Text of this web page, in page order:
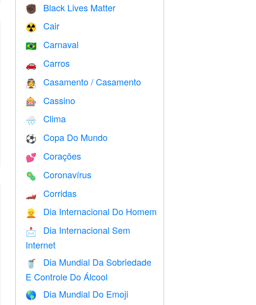
✊🏿 Black Lives Matter
☢️ Cair
🇧🇷 Carnaval
🚗 Carros
👰 Casamento / Casamento
🎰 Cassino
🌧 Clima
⚽ Copa Do Mundo
💕 Corações
🦠 Coronavírus
🏎 Corridas
👱 Dia Internacional Do Homem
📩
Dia Internacional Sem
Internet
🥤
Dia Mundial Da Sobriedade
E Controle Do Álcool
🌎 Dia Mundial Do Emoji